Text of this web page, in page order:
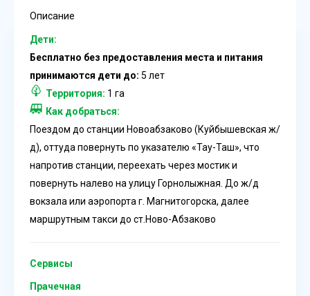
Описание
Дети:
Бесплатно без предоставления места и питания
принимаются дети до: 5 лет
Территория: 1 га
Как добраться:
Поездом до станции Новоабзаково (Куйбышевская ж/
д), оттуда повернуть по указателю «Тау-Таш», что
напротив станции, переехать через мостик и
повернуть налево на улицу Горнолыжная. До ж/д
вокзала или аэропорта г. Магнитогорска, далее
маршрутным такси до ст.Ново-Абзаково
Сервисы
Прачечная